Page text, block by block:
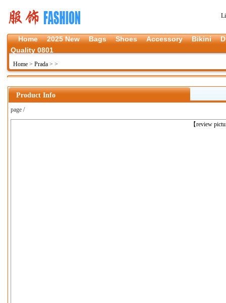
Home 2025 New Bags Shoes Accessory Bikini
Quality 0801
Home > Prada > >
Product Info
page /
【review
上一张